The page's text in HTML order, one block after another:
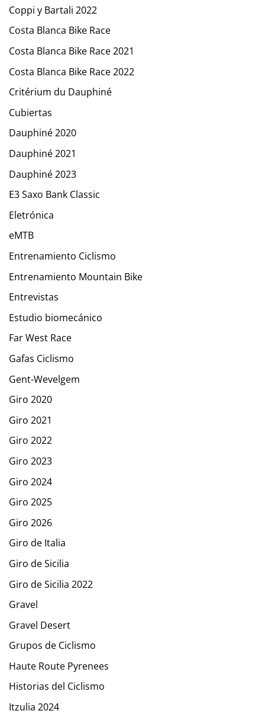
Coppi y Bartali 2022
Costa Blanca Bike Race
Costa Blanca Bike Race 2021
Costa Blanca Bike Race 2022
Critérium du Dauphiné
Cubiertas
Dauphiné 2020
Dauphiné 2021
Dauphiné 2023
E3 Saxo Bank Classic
Eletrónica
eMTB
Entrenamiento Ciclismo
Entrenamiento Mountain Bike
Entrevistas
Estudio biomecánico
Far West Race
Gafas Ciclismo
Gent-Wevelgem
Giro 2020
Giro 2021
Giro 2022
Giro 2023
Giro 2024
Giro 2025
Giro 2026
Giro de Italia
Giro de Sicilia
Giro de Sicilia 2022
Gravel
Gravel Desert
Grupos de Ciclismo
Haute Route Pyrenees
Historias del Ciclismo
Itzulia 2024